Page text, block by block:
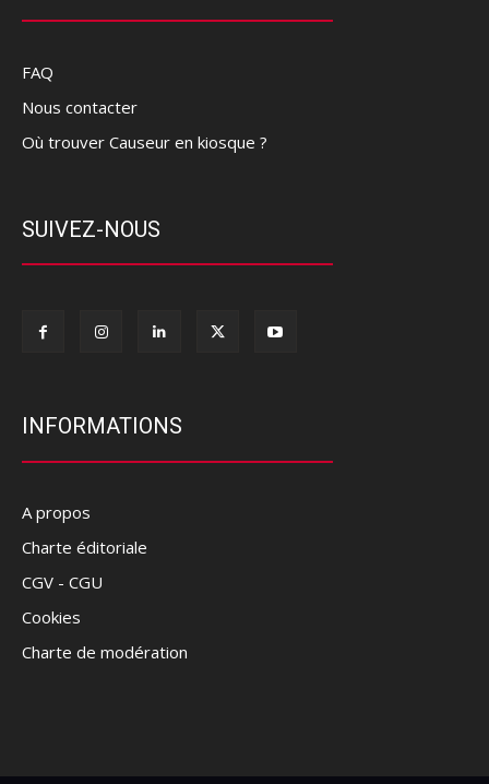
FAQ
Nous contacter
Où trouver Causeur en kiosque ?
SUIVEZ-NOUS
INFORMATIONS
A propos
Charte éditoriale
CGV - CGU
Cookies
Charte de modération